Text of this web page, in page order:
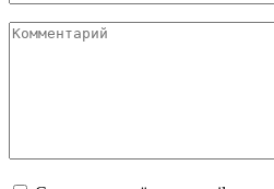
Комментарий